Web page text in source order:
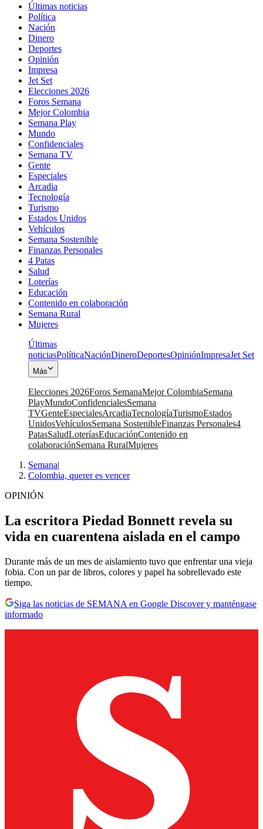
Últimas noticias
Política
Nación
Dinero
Deportes
Opinión
Impresa
Jet Set
Elecciones 2026
Foros Semana
Mejor Colombia
Semana Play
Mundo
Confidenciales
Semana TV
Gente
Especiales
Arcadia
Tecnología
Turismo
Estados Unidos
Vehículos
Semana Sostenible
Finanzas Personales
4 Patas
Salud
Loterías
Educación
Contenido en colaboración
Semana Rural
Mujeres
Últimas
noticiasPolíticaNaciónDineroDeportesOpiniónImpresaJet Set
Más
Elecciones 2026Foros SemanaMejor ColombiaSemana
PlayMundoConfidencialesSemana
TVGenteEspecialesArcadiaTecnologíaTurismoEstados
UnidosVehículosSemana SostenibleFinanzas Personales4
PatasSaludLoteríasEducaciónContenido en
colaboraciónSemana RuralMujeres
Semana|
Colombia, querer es vencer
OPINIÓN
La escritora Piedad Bonnett revela su
vida en cuarentena aislada en el campo
Durante más de un mes de aislamiento tuvo que enfrentar una vieja
fobia. Con un par de libros, colores y papel ha sobrellevado este
tiempo.
Siga las noticias de SEMANA en Google Discover y manténgase
informado